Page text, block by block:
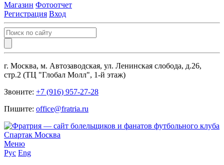
Магазин Фотоотчет
Регистрация Вход
г. Москва, м. Автозаводская, ул. Ленинская слобода, д.26,
стр.2 (ТЦ "Глобал Молл", 1-й этаж)
Звоните: +7 (916) 957-27-28
Пишите: office@fratria.ru
Меню
Рус Eng